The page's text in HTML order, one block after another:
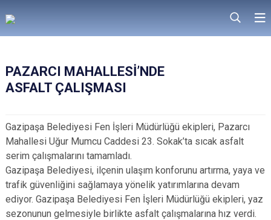
PAZARCI MAHALLESİ’NDE
ASFALT ÇALIŞMASI
Gazipaşa Belediyesi Fen İşleri Müdürlüğü ekipleri, Pazarcı
Mahallesi Uğur Mumcu Caddesi 23. Sokak’ta sıcak asfalt
serim çalışmalarını tamamladı.
Gazipaşa Belediyesi, ilçenin ulaşım konforunu artırma, yaya ve
trafik güvenliğini sağlamaya yönelik yatırımlarına devam
ediyor. Gazipaşa Belediyesi Fen İşleri Müdürlüğü ekipleri, yaz
sezonunun gelmesiyle birlikte asfalt çalışmalarına hız verdi.